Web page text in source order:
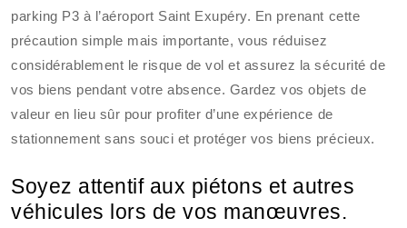
parking P3 à l’aéroport Saint Exupéry. En prenant cette
précaution simple mais importante, vous réduisez
considérablement le risque de vol et assurez la sécurité de
vos biens pendant votre absence. Gardez vos objets de
valeur en lieu sûr pour profiter d’une expérience de
stationnement sans souci et protéger vos biens précieux.
Soyez attentif aux piétons et autres
véhicules lors de vos manœuvres.